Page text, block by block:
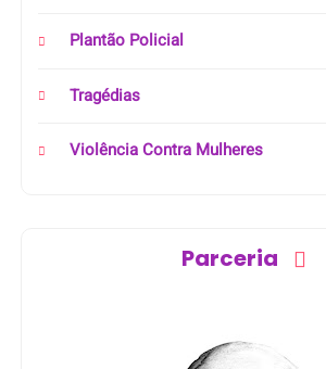
Plantão Policial
Tragédias
Violência Contra Mulheres
Parceria